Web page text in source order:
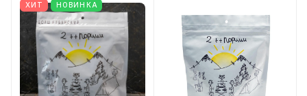
ХИТ НОВИНКА